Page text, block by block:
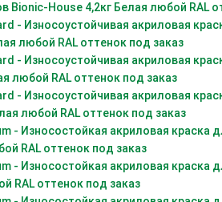
Bionic-House 4,2кг Белая любой RAL
- Износоустойчивая акриловая
любой RAL оттенок под заказ
- Износоустойчивая акриловая
любой RAL оттенок под заказ
- Износоустойчивая акриловая
любой RAL оттенок под заказ
- Износостойкая акриловая краска
RAL оттенок под заказ
- Износостойкая акриловая краска
RAL оттенок под заказ